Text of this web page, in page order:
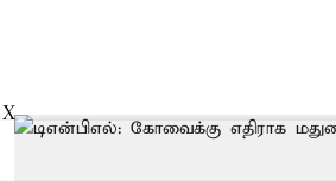
X